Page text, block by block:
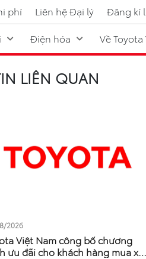
phí Liên hệ Đại lý
Đăng kí
Điện hóa Về
LIÊN QUAN
2026
Việt Nam công bố chương
ưu đãi cho khách hàng mua xe